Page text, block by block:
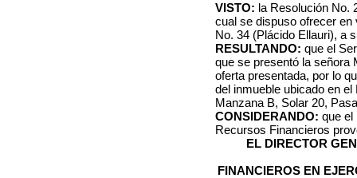
VISTO: la Resolución No.
cual se dispuso ofrecer
No. 34 (Plácido Ellauri), a
RESULTANDO: que el
que se presentó la señora
oferta presentada, por lo
del inmueble ubicado en
Manzana B, Solar 20,
CONSIDERANDO: que el
Recursos Financieros
EL DIRECTOR
FINANCIEROS EN